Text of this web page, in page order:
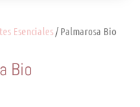
Esenciales/ Palmarosa Bio
Bio